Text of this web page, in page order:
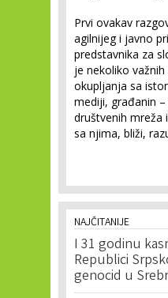
Prvi ovakav
agilnijeg i javno
predstavnika za
je nekoliko
okupljanja sa
mediji, građanin
društvenih mreža
sa njima, bliži,
NAJČITANIJE
I 31 godinu
Republici
genocid u